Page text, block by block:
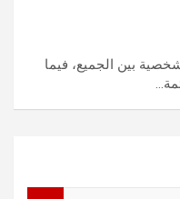
بين الجميع، فيما